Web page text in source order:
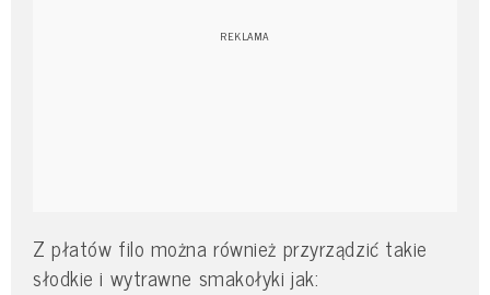
Z płatów filo można również przyrządzić takie
słodkie i wytrawne smakołyki jak: